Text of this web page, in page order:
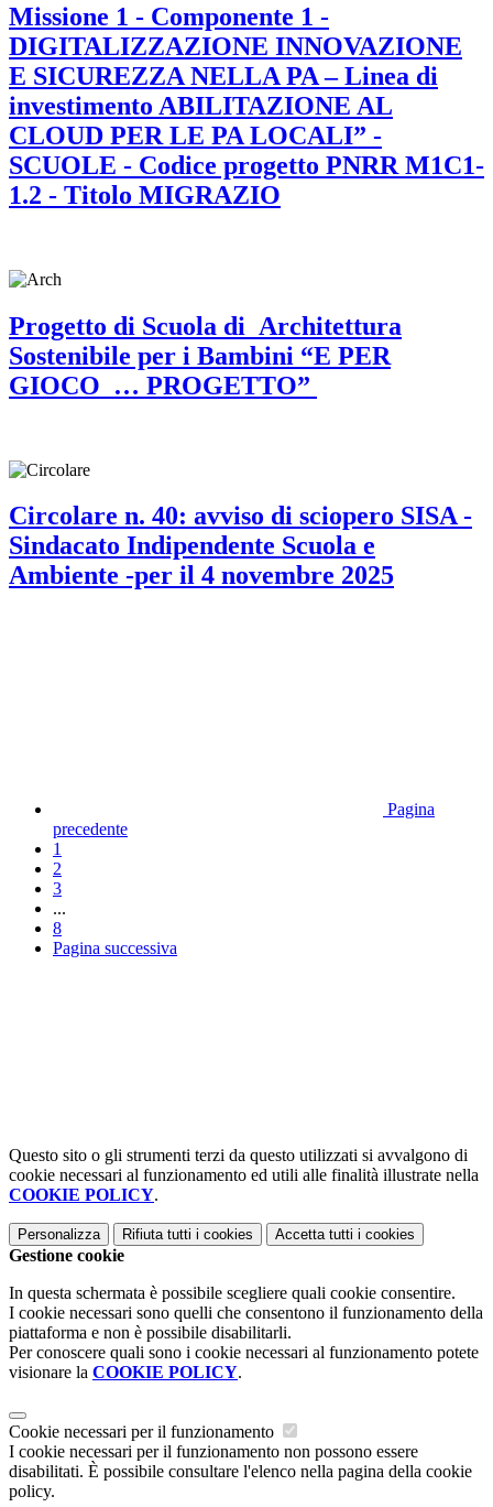
Missione 1 - Componente 1 -
DIGITALIZZAZIONE INNOVAZIONE
E SICUREZZA NELLA PA – Linea di
investimento ABILITAZIONE AL
CLOUD PER LE PA LOCALI” -
SCUOLE - Codice progetto PNRR M1C1-
1.2 - Titolo MIGRAZIO
Progetto di Scuola di Architettura
Sostenibile per i Bambini “E PER
GIOCO … PROGETTO”
Circolare n. 40: avviso di sciopero SISA -
Sindacato Indipendente Scuola e
Ambiente -per il 4 novembre 2025
Pagina
precedente
1
2
3
...
8
Pagina successiva
Questo sito o gli strumenti terzi da questo utilizzati si avvalgono di
cookie necessari al funzionamento ed utili alle finalità illustrate nella
COOKIE POLICY.
Personalizza Rifiuta tutti i cookies Accetta tutti i cookies
Gestione cookie
In questa schermata è possibile scegliere quali cookie consentire.
I cookie necessari sono quelli che consentono il funzionamento della
piattaforma e non è possibile disabilitarli.
Per conoscere quali sono i cookie necessari al funzionamento potete
visionare la COOKIE POLICY.
Cookie necessari per il funzionamento
I cookie necessari per il funzionamento non possono essere
disabilitati. È possibile consultare l'elenco nella pagina della cookie
policy.